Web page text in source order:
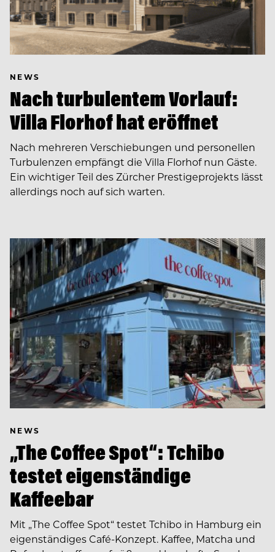
NEWS
Nach turbulentem Vorlauf:
Villa Florhof hat eröffnet
Nach mehreren Verschiebungen und personellen
Turbulenzen empfängt die Villa Florhof nun Gäste.
Ein wichtiger Teil des Zürcher Prestigeprojekts lässt
allerdings noch auf sich warten.
NEWS
„The Coffee Spot“: Tchibo
testet eigenständige
Kaffeebar
Mit „The Coffee Spot“ testet Tchibo in Hamburg ein
eigenständiges Café-Konzept. Kaffee, Matcha und